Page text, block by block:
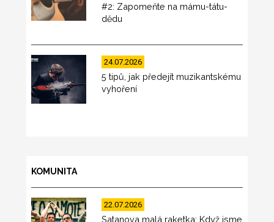
#2: Zapomeňte na mámu-tátu-
dědu
24.07.2026
5 tipů, jak předejít muzikantskému
vyhoření
KOMUNITA
22.07.2026
Satanova malá raketka: Když jsme